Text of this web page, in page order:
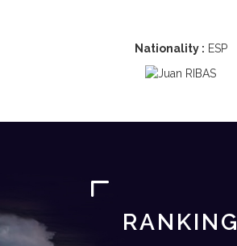
Nationality : ESP
RANKING